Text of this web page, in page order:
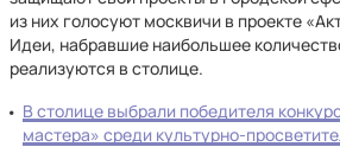
из них голосуют москвичи в проекте
Идеи, набравшие наибольшее
реализуются в столице.
В столице выбрали победителя
мастера» среди культурно-